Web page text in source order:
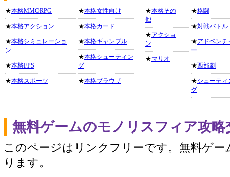
★本格MMORPG
★本格アクション
★本格シミュレーショ
ン
★本格FPS
★本格スポーツ
★本格女性向け
★本格カード
★本格ギャンブル
★本格シューティン
グ
★本格ブラウザ
★本格その
他
★アクショ
ン
★マリオ
★格闘
★対戦バトル
★アドベンチ
ー
★西部劇
★シューティ
グ
無料ゲームのモノリスフィア攻
このページはリンクフリーです。無料ゲー
ります。